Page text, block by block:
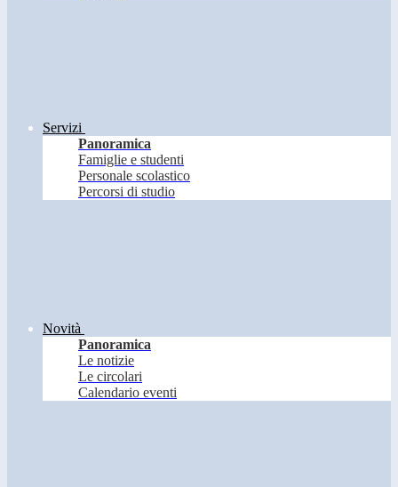
Servizi
Panoramica
Famiglie e studenti
Personale scolastico
Percorsi di studio
Novità
Panoramica
Le notizie
Le circolari
Calendario eventi